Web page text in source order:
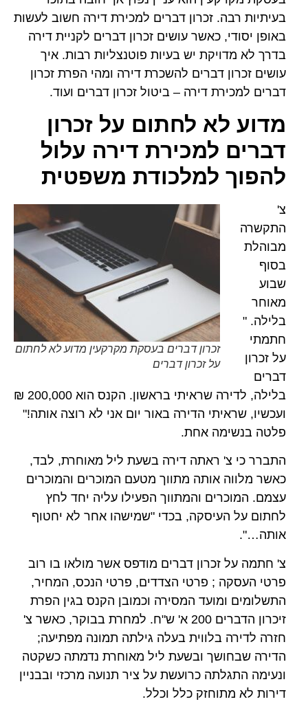
בעיתיות רבה. זכרון דברים למכירת דירה חשוב לעשות
באופן יסודי, כאשר עושים זכרון דברים לקניית דירה
בדרך לא מדויקת יש בעיות פוטנצליות רבות. איך
עושים זכרון דברים להשכרת דירה ומהי הפרת זכרון
דברים למכירת דירה – ביטול זכרון דברים ועוד.
מדוע לא לחתום על זכרון
דברים למכירת דירה עלול
להפוך למלכודת משפטית
זכרון דברים בעסקת מקרקעין מדוע לא לחתום
על זכרון דברים
צ'
התקשרה
מבוהלת
בסוף
שבוע
מאוחר
בלילה. "
חתמתי
על זכרון
דברים
בלילה, לדירה שראיתי בראשון. הקנס הוא 200,000 ₪
ועכשיו, שראיתי הדירה באור יום אני לא רוצה אותה!"
פלטה בנשימה אחת.
התברר כי צ' ראתה דירה בשעת ליל מאוחרת, לבד,
כאשר מלווה אותה מתווך מטעם המוכרים והמוכרים
עצמם. המוכרים והמתווך הפעילו עליה יחד לחץ
לחתום על העיסקה, בכדי "שמישהו אחר לא יחטוף
אותה…".
צ' חתמה על זכרון דברים מודפס אשר מולאו בו רוב
פרטי העסקה ; פרטי הצדדים, פרטי הנכס, המחיר,
התשלומים ומועד המסירה וכמובן הקנס בגין הפרת
זיכרון הדברים 200 א' ש"ח. למחרת בבוקר, כאשר צ'
חזרה לדירה בלווית בעלה גילתה תמונה מפתיעה;
הדירה שבחושך ובשעת ליל מאוחרת נדמתה כשקטה
ונעימה התגלתה כרועשת על ציר תנועה מרכזי ובבניין
דירות לא מתוחזק כלל וכלל.